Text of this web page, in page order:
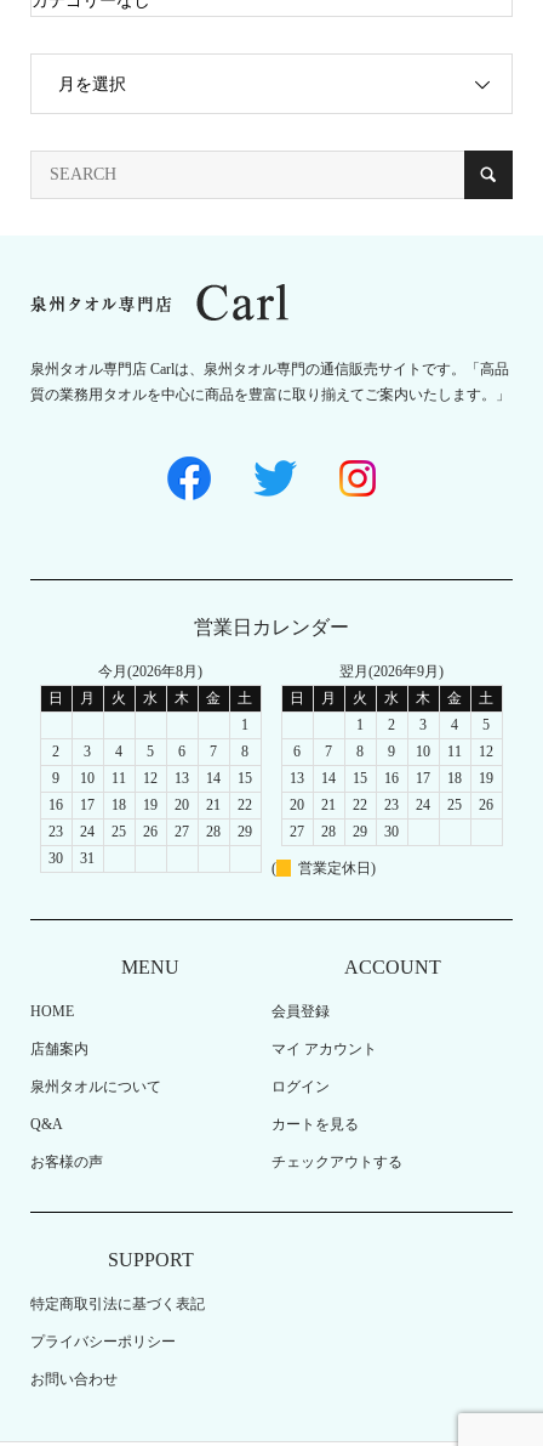
月を選択
泉州タオル専門店 Carlは、泉州タオル専門の通信販売サイトです。「高品
質の業務用タオルを中心に商品を豊富に取り揃えてご案内いたします。」
営業日カレンダー
今月(2026年8月)
日
月 火 水 木 金
土
1
2
3 4 5 6 7
8
9
10 11 12 13 14
15
16
17 18 19 20 21
22
23
24 25 26 27 28
29
30
31
翌月(2026年9月)
日
月 火 水 木 金
土
1
2 3 4
5
6
7 8 9 10 11
12
13
14 15 16 17 18
19
20
21 22 23 24 25
26
27
28 29 30
( 営業定休日)
MENU
HOME
店舗案内
泉州タオルについて
Q&A
お客様の声
ACCOUNT
会員登録
マイ アカウント
ログイン
カートを見る
チェックアウトする
SUPPORT
特定商取引法に基づく表記
プライバシーポリシー
お問い合わせ